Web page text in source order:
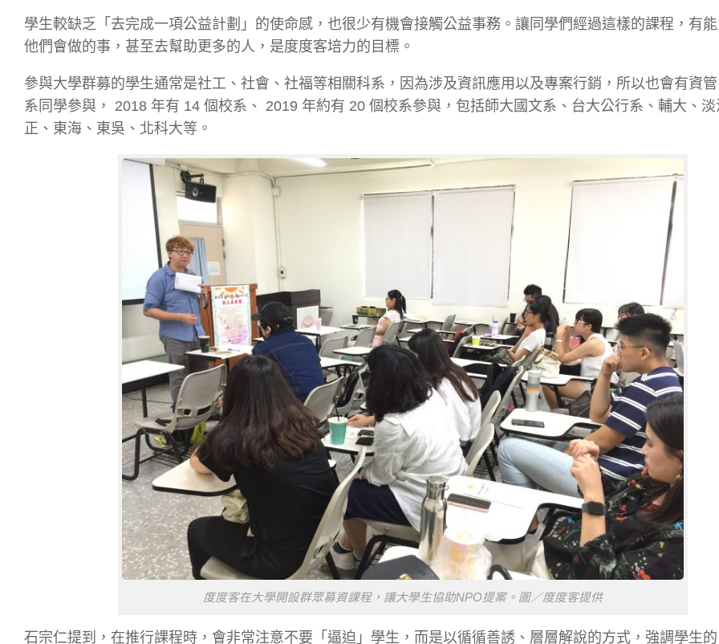
學生較缺乏「去完成一項公益計劃」的使命感，也很少有機會接觸公益事務。讓同學們經過這樣的課程，有
他們會做的事，甚至去幫助更多的人，是度度客培力的目標。
參與大學群募的學生通常是社工、社會、社福等相關科系，因為涉及資訊應用以及專案行銷，所以也會有資
系同學參與， 2018 年有 14 個校系、 2019 年約有 20 個校系參與，包括師大國文系、台大公行系、輔大、
正、東海、東吳、北科大等。
度度客在大學開設群眾募資課程，讓大學生協助NPO提案。圖／度度客提供
石宗仁提到，在推行課程時，會非常注意不要「逼迫」學生，而是以循循善誘、層層解說的方式，強調學生